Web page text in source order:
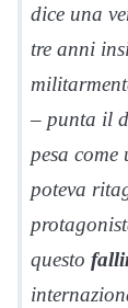
dice una
tre anni
– punta il
pesa
poteva
questo